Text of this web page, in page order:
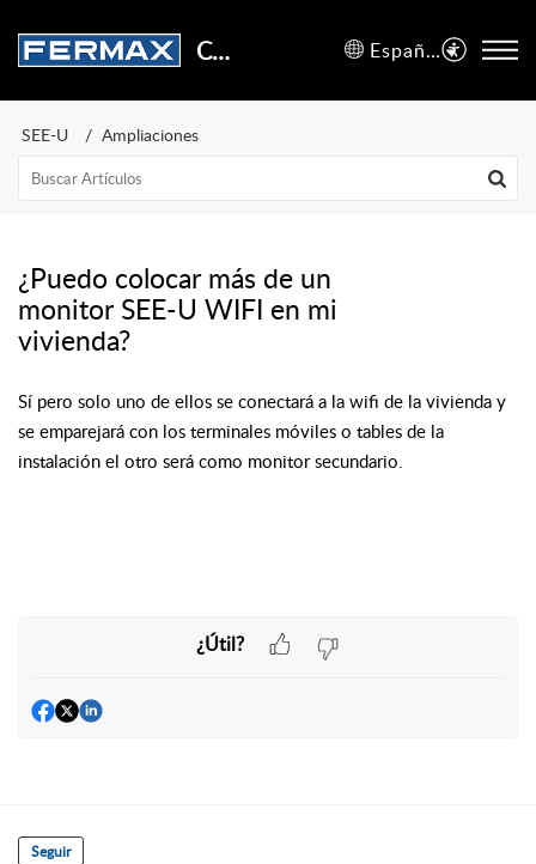
Centro de Soporte Español (España)
SEE-U Ampliaciones
¿Puedo colocar más de un
monitor SEE-U WIFI en mi
vivienda?
Sí pero solo uno de ellos se conectará a la wifi de la vivienda y
se emparejará con los terminales móviles o tables de la
instalación el otro será como monitor secundario.
¿Útil?
Seguir